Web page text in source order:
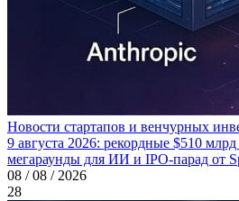
Новости стартапов и венчурных
9 августа 2026: рекордные $510
мегараунды для ИИ и IPO-парад от
08 / 08 / 2026
28